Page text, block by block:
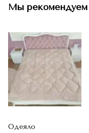
Мы рекомендуем
Одеяло